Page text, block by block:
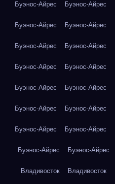
Буэнос-Айрес Буэнос-Айрес
Буэнос-Айрес Буэнос-Айрес
Буэнос-Айрес Буэнос-Айрес
Буэнос-Айрес Буэнос-Айрес
Буэнос-Айрес Буэнос-Айрес
Буэнос-Айрес Буэнос-Айрес
Буэнос-Айрес Буэнос-Айрес
Буэнос-Айрес Буэнос-Айрес
Владивосток Владивосток